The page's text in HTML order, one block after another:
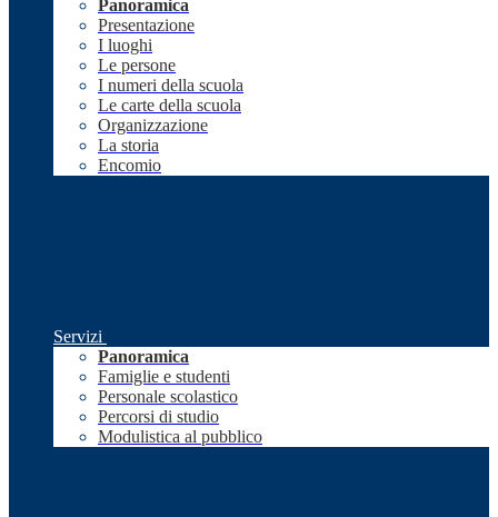
Panoramica
Presentazione
I luoghi
Le persone
I numeri della scuola
Le carte della scuola
Organizzazione
La storia
Encomio
Servizi
Panoramica
Famiglie e studenti
Personale scolastico
Percorsi di studio
Modulistica al pubblico